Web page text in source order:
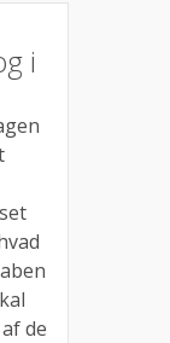
i
de